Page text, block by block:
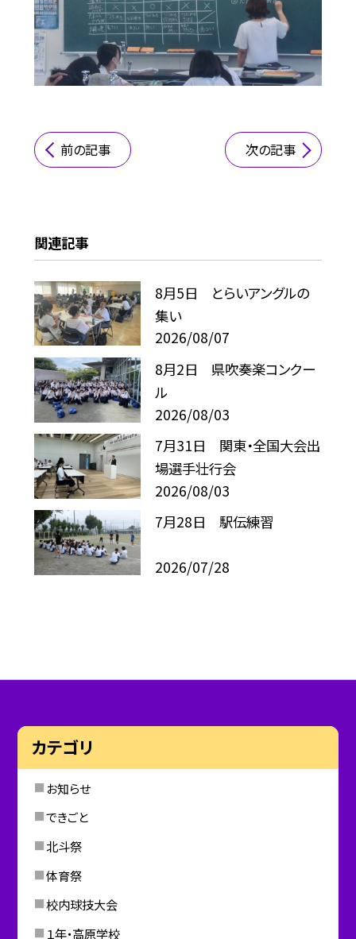
前の記事 次の記事
関連記事
8月5日 とらいアングルの
集い
2026/08/07
8月2日 県吹奏楽コンクー
ル
2026/08/03
7月31日 関東・全国大会出
場選手壮行会
2026/08/03
7月28日 駅伝練習
2026/07/28
カテゴリ
お知らせ
できごと
北斗祭
体育祭
校内球技大会
１年・高原学校